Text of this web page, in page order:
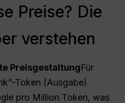
Preise? Die
verstehen
PreisgestaltungFür
Token (Ausgabe)
pro Million Token, was